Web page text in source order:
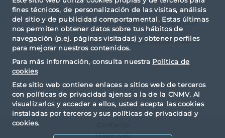
fines técnicos, de personalización de las visitas, análisis
del sitio y de publicidad comportamental. Estas últimas
nos permiten obtener datos sobre tus hábitos de
navegación (p.ej. páginas visitadas) y obtener perfiles
para mejorar nuestros contenidos.
Para más información, consulta nuestra Política de
cookies
Este sitio web contiene enlaces a sitios web de terceros
con políticas de privacidad ajenas a la de la CNMV. Al
visualizarlos y acceder a ellos, usted acepta las cookies
instaladas por terceros y sus políticas de privacidad y
cookies.
Sucursales en el Espacio Económico Europeo
No se han encontrado datos disponibles
Mapa web